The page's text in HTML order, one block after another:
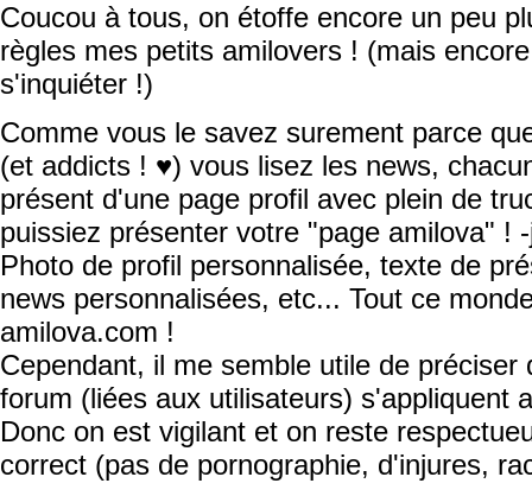
Coucou à tous, on étoffe encore un peu
règles mes petits amilovers ! (mais
s'inquiéter !)
Comme vous le savez surement parce
(et addicts ! ♥) vous lisez les news,
présent d'une page profil avec plein de
puissiez présenter votre "page amilova" !
Photo de profil personnalisée, texte de
news personnalisées, etc... Tout ce
amilova.com !
Cependant, il me semble utile de
forum (liées aux utilisateurs) s'appliquent
Donc on est vigilant et on reste
correct (pas de pornographie, d'injures,